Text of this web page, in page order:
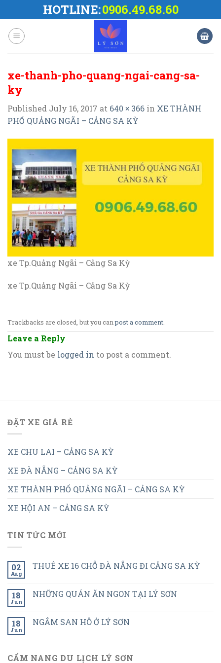
to
content
HOTLINE:0906.49.68.60
xe-thanh-pho-quang-ngai-cang-sa-
ky
Published July 16, 2017 at 640 × 366 in XE THÀNH
PHỐ QUẢNG NGÃI – CẢNG SA KỲ
xe Tp.Quảng Ngãi – Cảng Sa Kỳ
xe Tp.Quảng Ngãi – Cảng Sa Kỳ
Trackbacks are closed, but you canpost a comment
Leave a Reply
You must be logged in to post a comment.
ĐẶT XE GIÁ RẺ
XE CHU LAI – CẢNG SA KỲ
XE ĐÀ NẴNG – CẢNG SA KỲ
XE THÀNH PHỐ QUẢNG NGÃI – CẢNG SA KỲ
XE HỘI AN – CẢNG SA KỲ
TIN TỨC MỚI
02
Aug
THUÊ XE 16 CHỖ ĐÀ NẴNG ĐI CẢNG SA KỲ
18
Jun
NHỮNG QUÁN ĂN NGON TẠI LÝ SƠN
18
Jun
NGẮM SAN HÔ Ở LÝ SƠN
CẨM NANG DU LỊCH LÝ SƠN